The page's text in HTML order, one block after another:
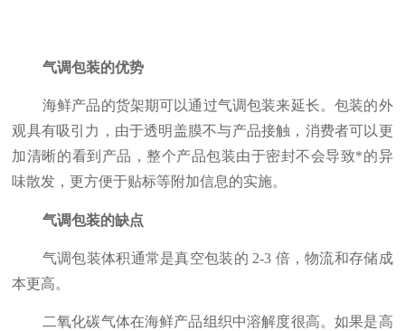
气调包装的优势
海鲜产品的货架期可以通过气调包装来延长。包装的外
观具有吸引力，由于透明盖膜不与产品接触，消费者可以更
加清晰的看到产品，整个产品包装由于密封不会导致*的异
味散发，更方便于贴标等附加信息的实施。
气调包装的缺点
气调包装体积通常是真空包装的 2-3 倍，物流和存储成
本更高。
二氧化碳气体在海鲜产品组织中溶解度很高。如果是高